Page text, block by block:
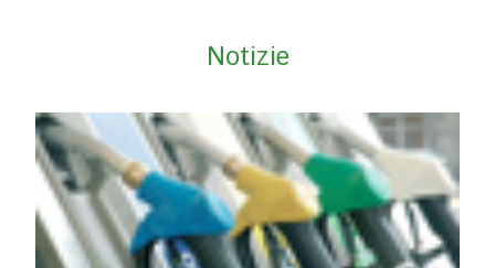
Notizie
Statuto e Regolamenti
Federazione Trasparente
Assicurazione
Convenzioni
Società
Tesserati